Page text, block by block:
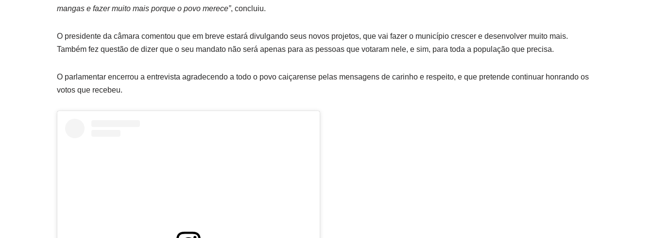
mangas e fazer muito mais porque o povo merece”, concluiu.
O presidente da câmara comentou que em breve estará divulgando seus novos projetos, que vai fazer o município crescer e desenvolver muito mais.
Também fez questão de dizer que o seu mandato não será apenas para as pessoas que votaram nele, e sim, para toda a população que precisa.
O parlamentar encerrou a entrevista agradecendo a todo o povo caiçarense pelas mensagens de carinho e respeito, e que pretende continuar honrando os
votos que recebeu.